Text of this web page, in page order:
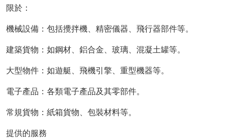
限於：
機械設備：包括攪拌機、精密儀器、飛行器部件等。
建築貨物：如鋼材、鋁合金、玻璃、混凝土罐等。
大型物件：如遊艇、飛機引擎、重型機器等。
電子產品：各類電子產品及其零部件。
常規貨物：紙箱貨物、包裝材料等。
提供的服務